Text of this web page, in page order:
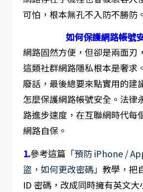
可怕，根本無孔不入防不勝防。
如何保護網路帳號
網路固然方便，但卻是兩面刃
這類社群網路隱私根本是奢求
廢話，最後總要來點實用的建
怎麼保護網路帳號安全。法律
路進步速度，在互聯網時代每
網路自保。
1.參考這篇「預防 iPhone /
盜，如何更改密碼」教學，把
ID 密碼，改成同時擁有英文大